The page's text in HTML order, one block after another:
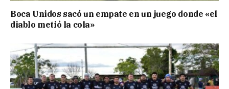
Boca Unidos sacó un empate en un juego donde «el
diablo metió la cola»